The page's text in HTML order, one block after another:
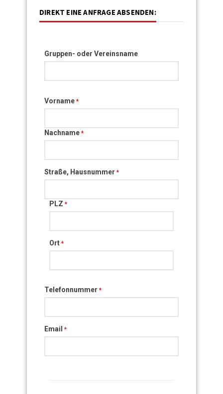
DIREKT EINE ANFRAGE ABSENDEN:
Gruppen- oder Vereinsname
Vorname *
Nachname *
Straße, Hausnummer *
PLZ *
Ort *
Telefonnummer *
Email *